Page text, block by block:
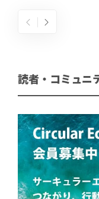
読者・コミュニ